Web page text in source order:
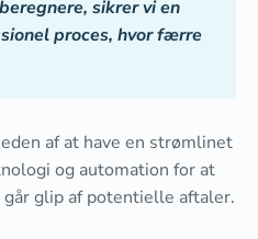
sikrer vi en
proces, hvor færre
af at have en strømlinet
og automation for at
glip af potentielle aftaler.